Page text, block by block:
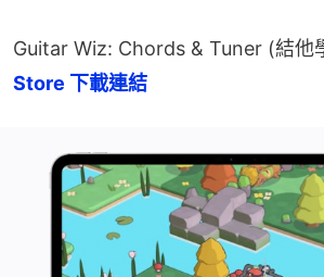
Guitar Wiz: Chords & Tuner (結他
Store 下載連結